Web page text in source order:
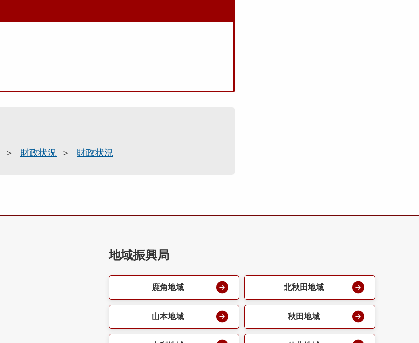
財政状況 財政状況
地域振興局
鹿角地域 北秋田地域
山本地域 秋田地域